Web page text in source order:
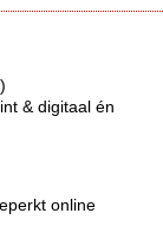
& digitaal én
online